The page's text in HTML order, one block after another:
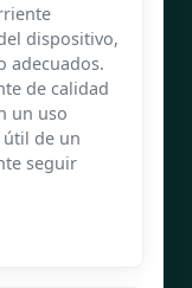
dispositivo,
adecuados.
de calidad
un uso
de un
seguir